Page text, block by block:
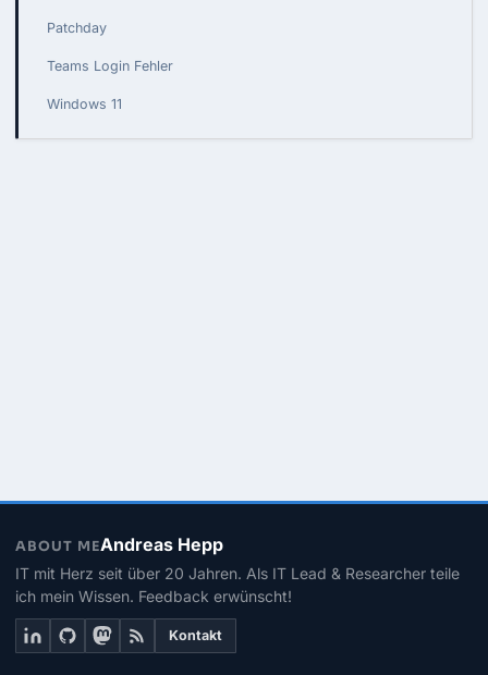
Patchday
Teams Login Fehler
Windows 11
ABOUT MEAndreas Hepp
IT mit Herz seit über 20 Jahren. Als IT Lead & Researcher teile
ich mein Wissen. Feedback erwünscht!
Kontakt